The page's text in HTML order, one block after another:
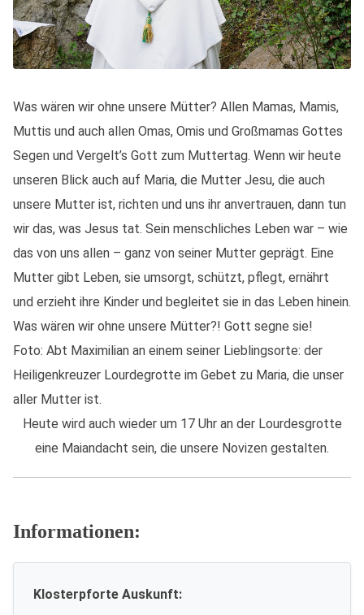
Was wären wir ohne unsere Mütter? Allen Mamas, Mamis,
Muttis und auch allen Omas, Omis und Großmamas Gottes
Segen und Vergelt’s Gott zum Muttertag. Wenn wir heute
unseren Blick auch auf Maria, die Mutter Jesu, die auch
unsere Mutter ist, richten und uns ihr anvertrauen, dann tun
wir das, was Jesus tat. Sein menschliches Leben war – wie
das von uns allen – ganz von seiner Mutter geprägt. Eine
Mutter gibt Leben, sie umsorgt, schützt, pflegt, ernährt
und erzieht ihre Kinder und begleitet sie in das Leben hinein.
Was wären wir ohne unsere Mütter?! Gott segne sie!
Foto: Abt Maximilian an einem seiner Lieblingsorte: der
Heiligenkreuzer Lourdegrotte im Gebet zu Maria, die unser
aller Mutter ist.
Heute wird auch wieder um 17 Uhr an der Lourdesgrotte
eine Maiandacht sein, die unsere Novizen gestalten.
Informationen:
Klosterpforte Auskunft: